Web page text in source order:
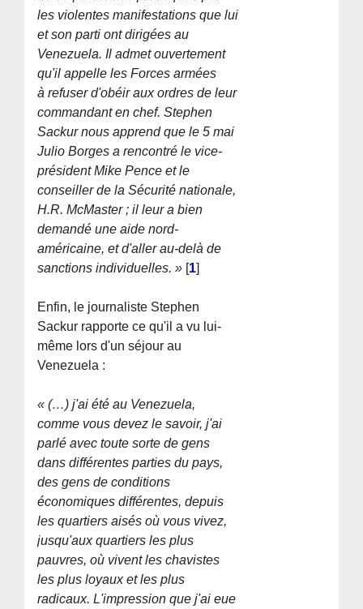
les violentes manifestations que lui
et son parti ont dirigées au
Venezuela. Il admet ouvertement
qu'il appelle les Forces armées
à refuser d'obéir aux ordres de leur
commandant en chef. Stephen
Sackur nous apprend que le 5 mai
Julio Borges a rencontré le vice-
président Mike Pence et le
conseiller de la Sécurité nationale,
H.R. McMaster ; il leur a bien
demandé une aide nord-
américaine, et d'aller au-delà de
sanctions individuelles. » [1]
Enfin, le journaliste Stephen
Sackur rapporte ce qu'il a vu lui-
même lors d'un séjour au
Venezuela :
« (…) j'ai été au Venezuela,
comme vous devez le savoir, j'ai
parlé avec toute sorte de gens
dans différentes parties du pays,
des gens de conditions
économiques différentes, depuis
les quartiers aisés où vous vivez,
jusqu'aux quartiers les plus
pauvres, où vivent les chavistes
les plus loyaux et les plus
radicaux. L'impression que j'ai eue